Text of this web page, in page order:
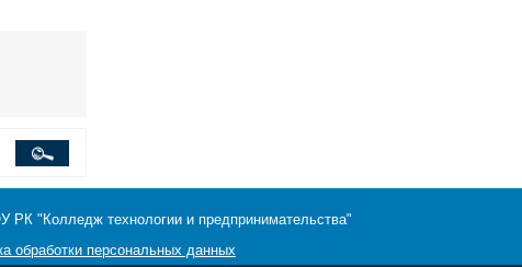
РК "Колледж технологии и предпринимательства"
обработки персональных данных